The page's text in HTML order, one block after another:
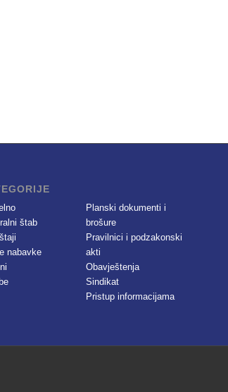
štab
nabavke
Planski dokumenti i
brošure
Pravilnici i podzakonski
akti
Obavještenja
Sindikat
Pristup informacijama